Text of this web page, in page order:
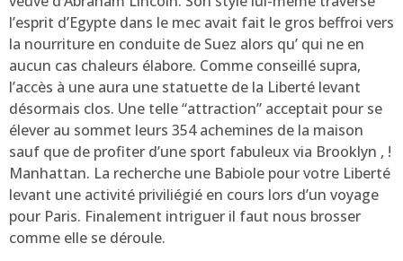
l’esprit d’Egypte dans le mec avait fait le gros beffroi vers
la nourriture en conduite de Suez alors qu’ qui ne en
aucun cas chaleurs élabore. Comme conseillé supra,
l’accès à une aura une statuette de la Liberté levant
désormais clos. Une telle “attraction” acceptait pour se
élever au sommet leurs 354 achemines de la maison
sauf que de profiter d’une sport fabuleux via Brooklyn , !
Manhattan. La recherche une Babiole pour votre Liberté
levant une activité priviliégié en cours lors d’un voyage
pour Paris. Finalement intriguer il faut nous brosser
comme elle se déroule.